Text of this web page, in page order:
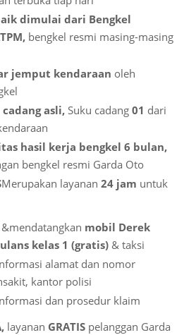
dimulai dari Bengkel
bengkel resmi masing-masing
jemput kendaraan oleh
asli, Suku cadang 01 dari
hasil kerja bengkel 6 bulan,
bengkel resmi Garda Oto
Merupakan layanan 24 jam untuk
mobil Derek
s kelas 1 (gratis) & taksi
alamat dan nomor
kantor polisi
dan prosedur klaim
layanan GRATIS pelanggan Garda